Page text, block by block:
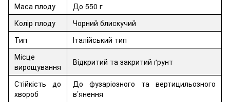
Маса плоду
До 550 г
Колір плоду
Чорний блискучий
Тип
Італійський тип
Місце
вирощування
Відкритий та закритий ґрунт
Стійкість до
хвороб
До фузаріозного та вертицильозного
в’янення